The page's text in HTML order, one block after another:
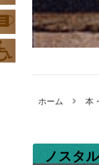
ホーム 本
ノスタ